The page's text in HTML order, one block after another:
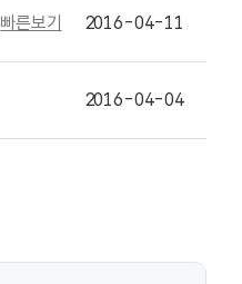
빠른보기 2016-04-11
2016-04-04